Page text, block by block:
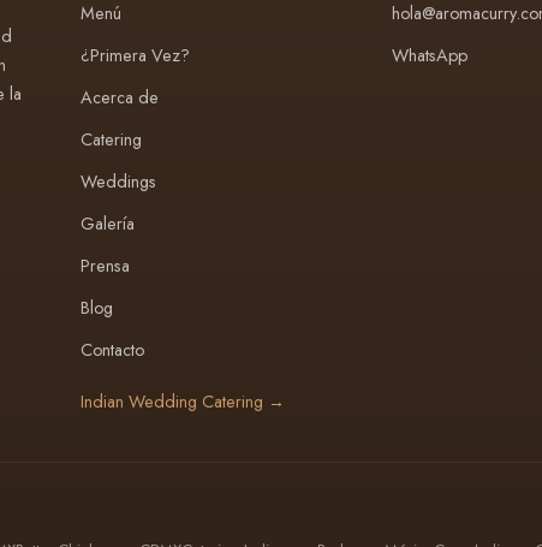
la
Menú
¿Primera Vez?
Acerca de
Catering
Weddings
Galería
Prensa
Blog
Contacto
Indian Wedding Catering →
WhatsApp